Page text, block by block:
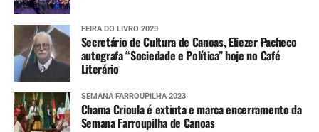
FEIRA DO LIVRO 2023
Secretário de Cultura de Canoas, Eliezer Pacheco
autografa “Sociedade e Política” hoje no Café
Literário
SEMANA FARROUPILHA 2023
Chama Crioula é extinta e marca encerramento da
Semana Farroupilha de Canoas